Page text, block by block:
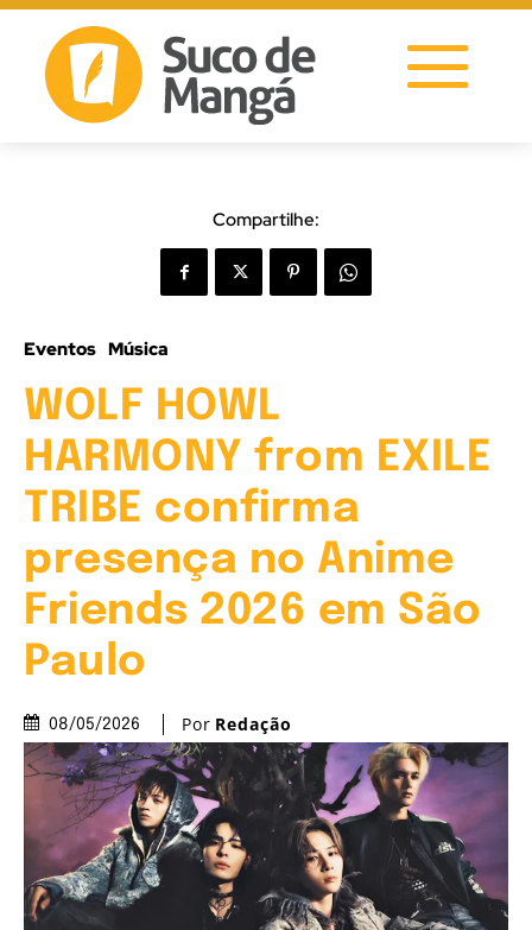
Compartilhe:
Eventos Música
WOLF HOWL
HARMONY from EXILE
TRIBE confirma
presença no Anime
Friends 2026 em São
Paulo
08/05/2026 Por Redação